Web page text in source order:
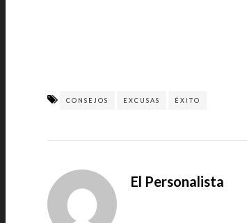
CONSEJOS EXCUSAS ÉXITO
El Personalista